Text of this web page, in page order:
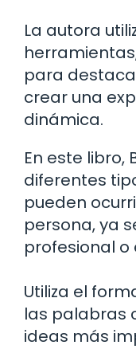
La autora
para
crear una
dinámica.
En este libro,
diferentes
pueden
persona, ya
profesional o
Utiliza el
las palabras
ideas más